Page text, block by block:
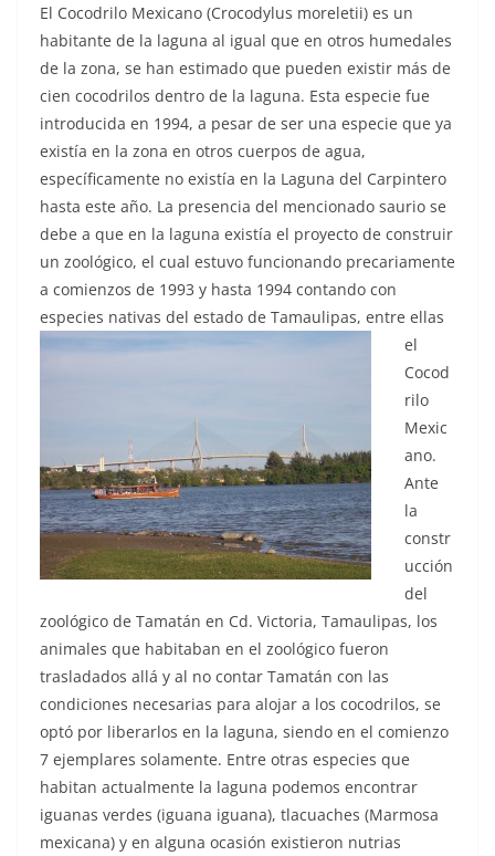
El Cocodrilo Mexicano (Crocodylus moreletii) es un
habitante de la laguna al igual que en otros humedales
de la zona, se han estimado que pueden existir más de
cien cocodrilos dentro de la laguna. Esta especie fue
introducida en 1994, a pesar de ser una especie que ya
existía en la zona en otros cuerpos de agua,
específicamente no existía en la Laguna del Carpintero
hasta este año. La presencia del mencionado saurio se
debe a que en la laguna existía el proyecto de construir
un zoológico, el cual estuvo funcionando precariamente
a comienzos de 1993 y hasta 1994 contando con
especies nativas del estado de Tamaulipas, entre ellas
el
Cocod
rilo
Mexic
ano.
Ante
la
constr
ucción
del
zoológico de Tamatán en Cd. Victoria, Tamaulipas, los
animales que habitaban en el zoológico fueron
trasladados allá y al no contar Tamatán con las
condiciones necesarias para alojar a los cocodrilos, se
optó por liberarlos en la laguna, siendo en el comienzo
7 ejemplares solamente. Entre otras especies que
habitan actualmente la laguna podemos encontrar
iguanas verdes (iguana iguana), tlacuaches (Marmosa
mexicana) y en alguna ocasión existieron nutrias